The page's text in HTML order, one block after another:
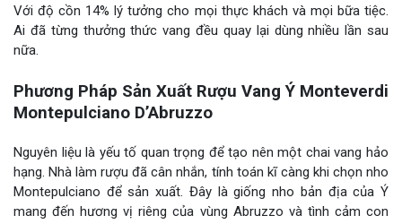
Với độ cồn 14% lý tưởng cho mọi thực khách và mọi bữa tiệc.
Ai đã từng thưởng thức vang đều quay lại dùng nhiều lần sau
nữa.
Phương Pháp Sản Xuất Rượu Vang Ý Monteverdi
Montepulciano D’Abruzzo
Nguyên liệu là yếu tố quan trọng để tạo nên một chai vang hảo
hạng. Nhà làm rượu đã cân nhắn, tính toán kĩ càng khi chọn nho
Montepulciano để sản xuất. Đây là giống nho bản địa của Ý
mang đến hương vị riêng của vùng Abruzzo và tình cảm con